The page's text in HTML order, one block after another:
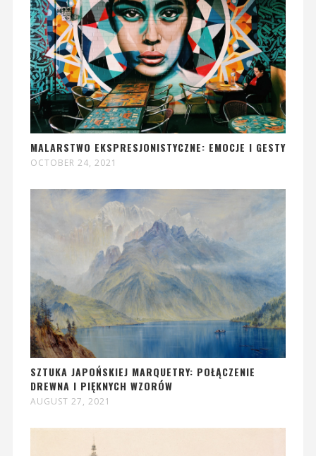
MALARSTWO EKSPRESJONISTYCZNE: EMOCJE I GESTY
OCTOBER 24, 2021
SZTUKA JAPOŃSKIEJ MARQUETRY: POŁĄCZENIE
DREWNA I PIĘKNYCH WZORÓW
AUGUST 27, 2021